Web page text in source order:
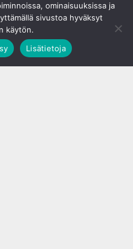
ominaisuuksissa ja
sivustoa hyväksyt
käytön.
Lisätietoja